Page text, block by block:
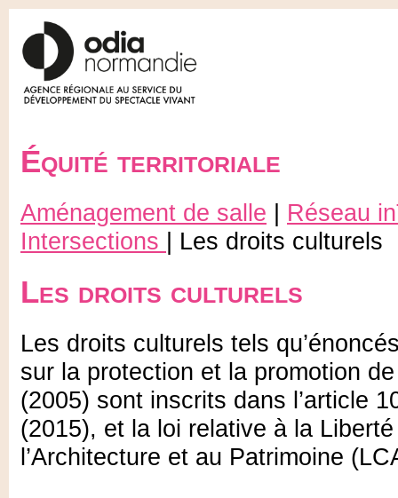
Équité territoriale
Aménagement de salle | Réseau
Intersections | Les droits culturels
Les droits culturels
Les droits culturels tels
sur la protection et la promotion
(2005) sont inscrits dans l’article
(2015), et la loi relative à la
l’Architecture et au Patrimoine